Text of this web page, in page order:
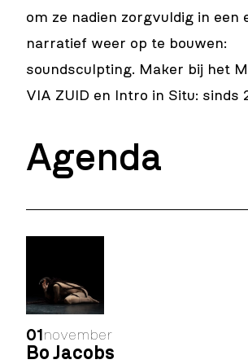
om ze nadien zorgvuldig in een
narratief weer op te bouwen:
soundsculpting. Maker bij het
VIA ZUID en Intro in Situ: sinds
Agenda
01 november
Bo Jacobs